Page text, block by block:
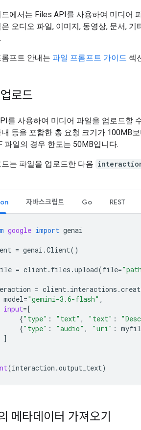
에서는 Files API를 사용하여 미디어
오디오 파일, 이미지, 동영상, 문서,
프트 안내는 파일 프롬프트 가이드 섹
로드
를 사용하여 미디어 파일을 업로드할
등을 포함한 총 요청 크기가 100MB
파일의 경우 한도는 50MB입니다.
는 파일을 업로드한 다음
자바스크립트 Go REST
google import genai
= genai .Client()
= client. files .upload(file=
= client. interactions .
model="gemini-3.6-flash" ,
input=[
{"type" : "text" , "text" :
{"type" : "audio" , "uri" :
]
(interaction .output_text)
메타데이터 가져오기